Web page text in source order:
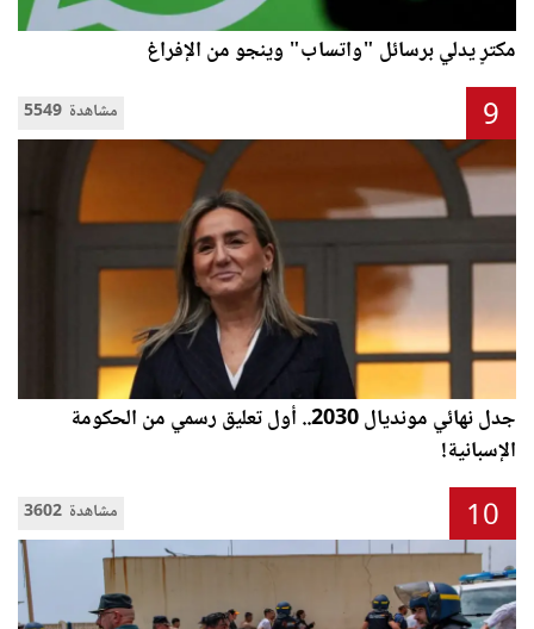
مكترٍ يدلي برسائل "واتساب" وينجو من الإفراغ
5549 مشاهدة 9
جدل نهائي مونديال 2030.. أول تعليق رسمي من الحكومة
الإسبانية!
3602 مشاهدة 10